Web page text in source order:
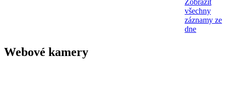
Zobrazit
všechny
záznamy ze
dne
Webové kamery